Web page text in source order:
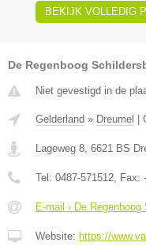
BEKIJK VOLLEDIG
De Regenboog
Niet gevestigd in de
Gelderland » Dreumel
Lageweg 8 6621 BS
Tel: 0487-571512 , Fax: -
E-mail › De
Website: https://